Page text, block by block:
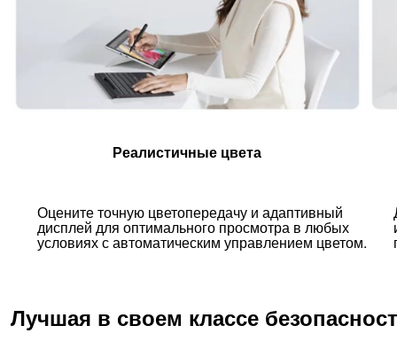
Реалистичные цвета
Оцените точную цветопередачу и адаптивный
дисплей для оптимального просмотра в любых
условиях с автоматическим управлением цветом.
Лучшая в своем классе